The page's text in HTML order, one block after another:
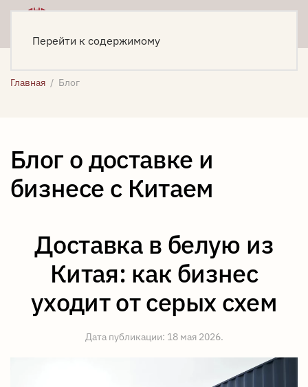
Перейти к содержимому
Главная Блог
Блог о доставке и
бизнесе с Китаем
Доставка в белую из
Китая: как бизнес
уходит от серых схем
Дата публикации: 18 мая 2026.